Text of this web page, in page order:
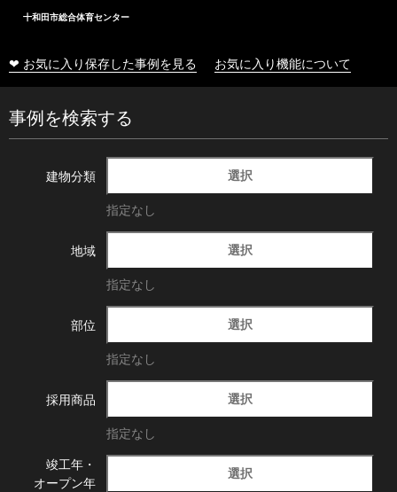
十和田市総合体育センター
❤ お気に入り保存した事例を見る お気に入り機能について
事例を検索する
建物分類 選択
指定なし
地域 選択
指定なし
部位 選択
指定なし
採用商品 選択
指定なし
竣工年・
オープン年
選択